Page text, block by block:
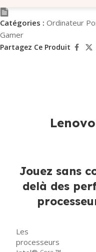
Catégories : Ordinateur
Gamer
Partagez Ce Produit
Jouez sans
delà des
Les
processeurs